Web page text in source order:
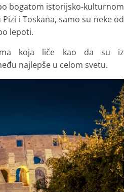
bogatom istorijsko-kulturnom
i Toskana, samo su neke od
lepoti.
koja liče kao da su iz
najlepše u celom svetu.